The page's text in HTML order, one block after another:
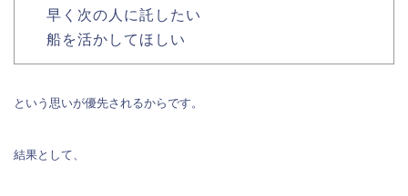
早く次の人に託したい
船を活かしてほしい
という思いが優先されるからです。
結果として、